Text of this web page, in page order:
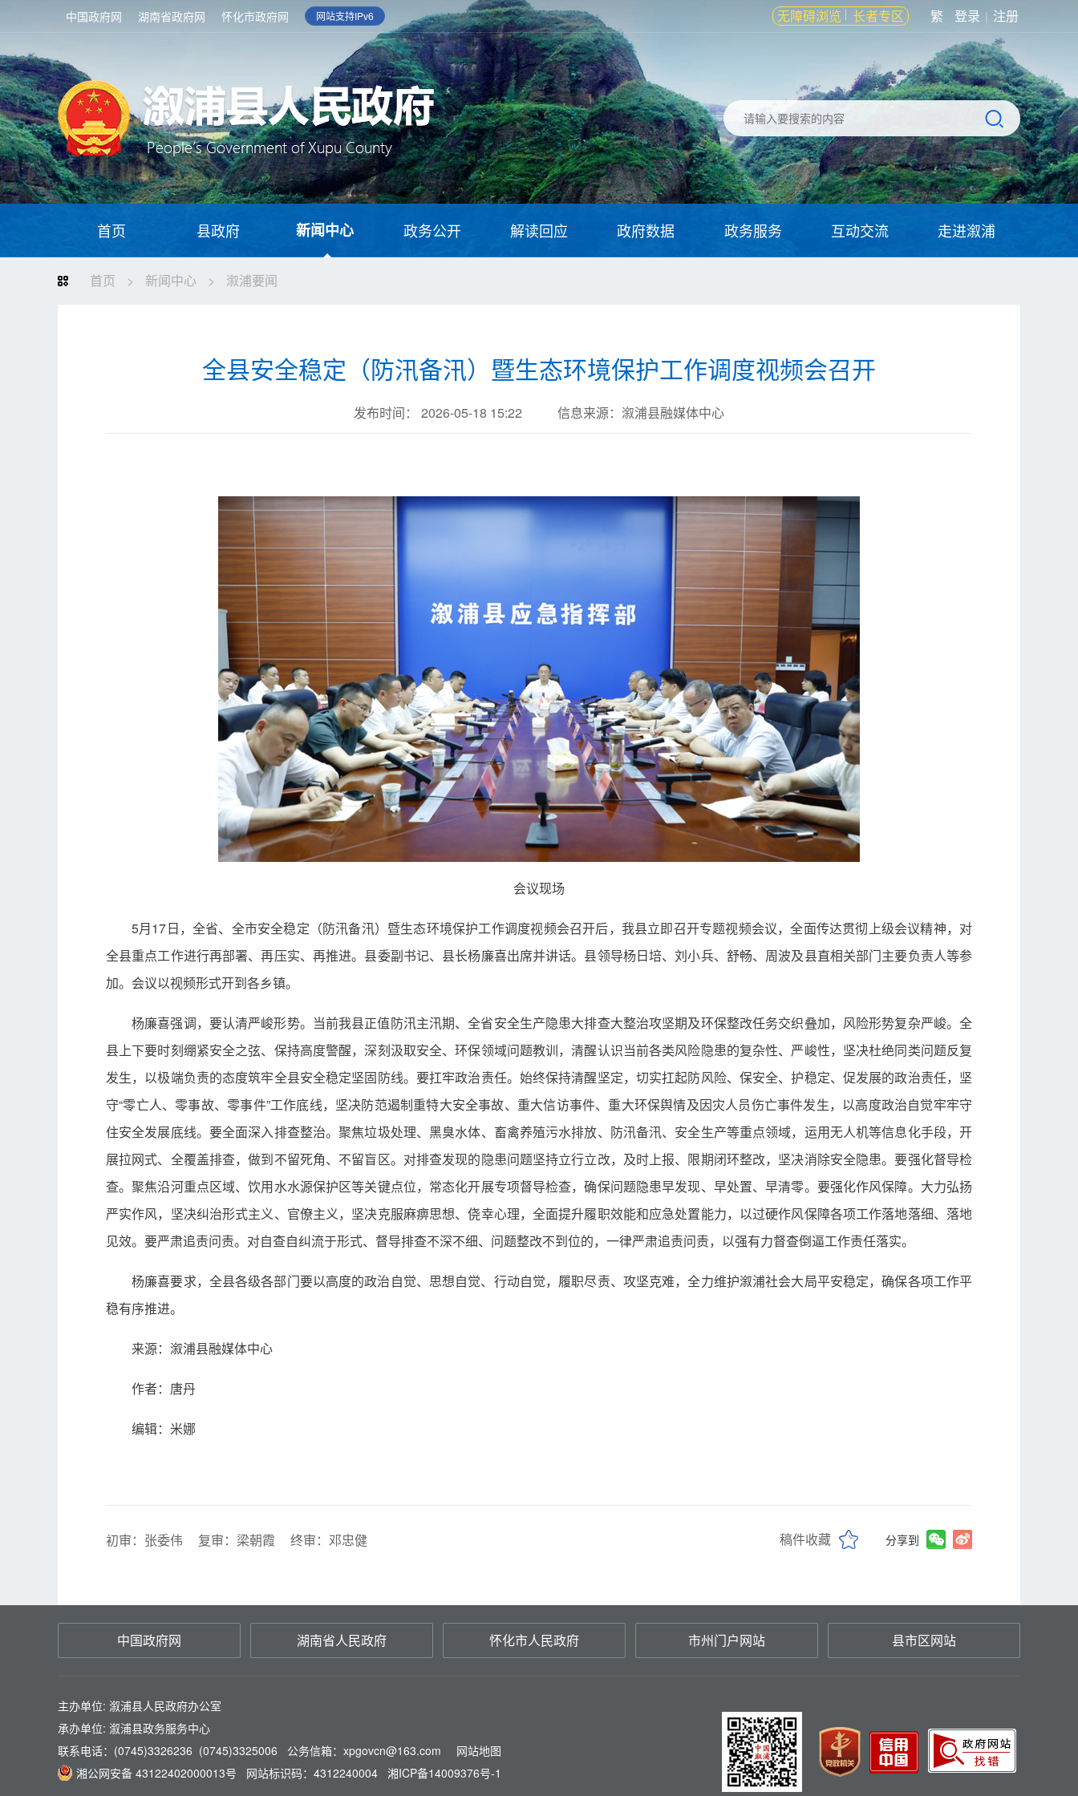
中国政府网 湖南省政府网 怀化市政府网 网站支持IPv6 无障碍浏览 长者专区 繁 登录 | 注册
首页 县政府 新闻中心 政务公开 解读回应 政府数据 政务服务 互动交流 走进溆浦
首页 > 新闻中心 > 溆浦要闻
全县安全稳定（防汛备汛）暨生态环境保护工作调度视频会召开
发布时间： 2026-05-18 15:22 信息来源：溆浦县融媒体中心
会议现场
5月17日，全省、全市安全稳定（防汛备汛）暨生态环境保护工作调度视频会召开后，我县立即召开专题视频会议，全面传达贯彻上级会议精神，对
全县重点工作进行再部署、再压实、再推进。县委副书记、县长杨廉喜出席并讲话。县领导杨日培、刘小兵、舒畅、周波及县直相关部门主要负责人等参
加。会议以视频形式开到各乡镇。
杨廉喜强调，要认清严峻形势。当前我县正值防汛主汛期、全省安全生产隐患大排查大整治攻坚期及环保整改任务交织叠加，风险形势复杂严峻。全
县上下要时刻绷紧安全之弦、保持高度警醒，深刻汲取安全、环保领域问题教训，清醒认识当前各类风险隐患的复杂性、严峻性，坚决杜绝同类问题反复
发生，以极端负责的态度筑牢全县安全稳定坚固防线。要扛牢政治责任。始终保持清醒坚定，切实扛起防风险、保安全、护稳定、促发展的政治责任，坚
守“零亡人、零事故、零事件”工作底线，坚决防范遏制重特大安全事故、重大信访事件、重大环保舆情及因灾人员伤亡事件发生，以高度政治自觉牢牢守
住安全发展底线。要全面深入排查整治。聚焦垃圾处理、黑臭水体、畜禽养殖污水排放、防汛备汛、安全生产等重点领域，运用无人机等信息化手段，开
展拉网式、全覆盖排查，做到不留死角、不留盲区。对排查发现的隐患问题坚持立行立改，及时上报、限期闭环整改，坚决消除安全隐患。要强化督导检
查。聚焦沿河重点区域、饮用水水源保护区等关键点位，常态化开展专项督导检查，确保问题隐患早发现、早处置、早清零。要强化作风保障。大力弘扬
严实作风，坚决纠治形式主义、官僚主义，坚决克服麻痹思想、侥幸心理，全面提升履职效能和应急处置能力，以过硬作风保障各项工作落地落细、落地
见效。要严肃追责问责。对自查自纠流于形式、督导排查不深不细、问题整改不到位的，一律严肃追责问责，以强有力督查倒逼工作责任落实。
杨廉喜要求，全县各级各部门要以高度的政治自觉、思想自觉、行动自觉，履职尽责、攻坚克难，全力维护溆浦社会大局平安稳定，确保各项工作平
稳有序推进。
来源：溆浦县融媒体中心
作者：唐丹
编辑：米娜
初审：张委伟 复审：梁朝霞 终审：邓忠健 稿件收藏 分享到
中国政府网 湖南省人民政府 怀化市人民政府 市州门户网站 县市区网站
主办单位: 溆浦县人民政府办公室
承办单位: 溆浦县政务服务中心
联系电话：(0745)3326236 (0745)3325006 公务信箱：xpgovcn@163.com
网站地图
湘公网安备 43122402000013号 网站标识码：4312240004 湘ICP备14009376号-1